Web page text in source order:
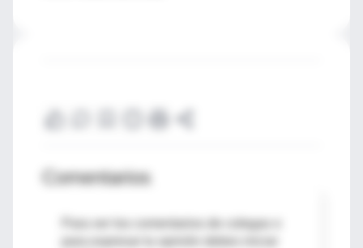
Comentarios
Para ver los comentarios de colegas o